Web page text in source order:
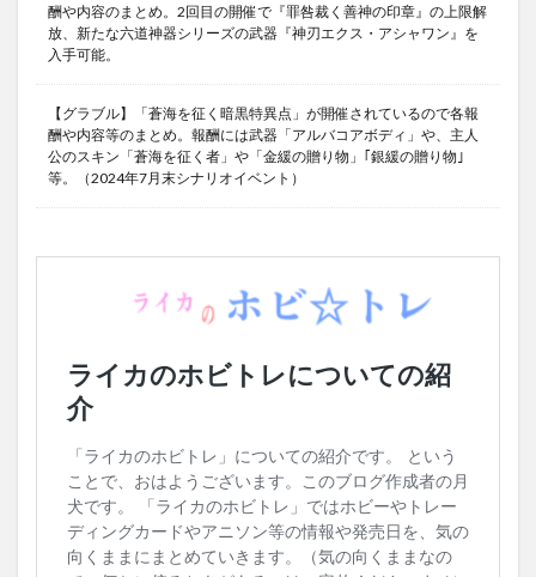
酬や内容のまとめ。2回目の開催で『罪咎裁く善神の印章』の上限解
放、新たな六道神器シリーズの武器『神刃エクス・アシャワン』を
入手可能。
【グラブル】「蒼海を征く暗黒特異点」が開催されているので各報
酬や内容等のまとめ。報酬には武器「アルバコアボディ」や、主人
公のスキン「蒼海を征く者」や「金緩の贈り物」｢銀緩の贈り物｣
等。（2024年7月末シナリオイベント）